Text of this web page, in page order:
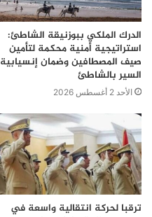
الدرك الملكي ببوزنيقة الشاطئ:
استراتيجية أمنية محكمة لتأمين
صيف المصطافين وضمان إنسيابية
السير بالشاطئ
الأحد 2 أغسطس 2026
ترقبا لحركة انتقالية واسعة في